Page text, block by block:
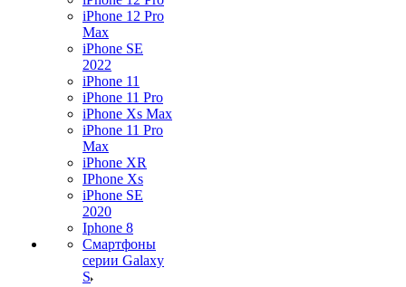
iPhone 12 Pro
Max
iPhone SE
2022
iPhone 11
iPhone 11 Pro
iPhone Xs Max
iPhone 11 Pro
Max
iPhone XR
IPhone Xs
iPhone SE
2020
Iphone 8
Смартфоны
серии Galaxy
S